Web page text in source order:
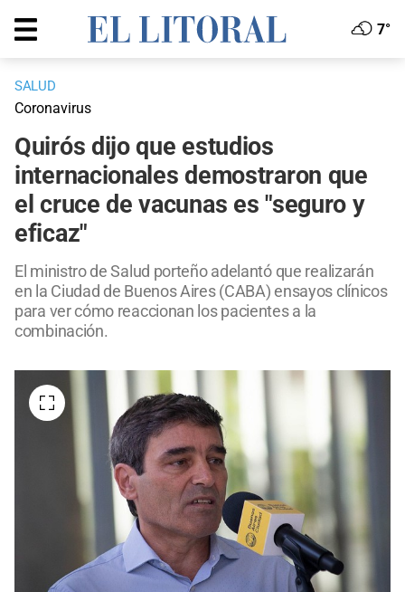
7°
SALUD
Coronavirus
Quirós dijo que estudios
internacionales demostraron que
el cruce de vacunas es "seguro y
eficaz"
El ministro de Salud porteño adelantó que realizarán
en la Ciudad de Buenos Aires (CABA) ensayos clínicos
para ver cómo reaccionan los pacientes a la
combinación.